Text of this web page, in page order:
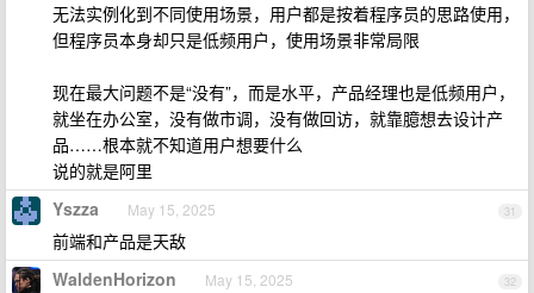
无法实例化到不同使用场景，用户都是按着程序员的思路使用，
但程序员本身却只是低频用户，使用场景非常局限
现在最大问题不是“没有”，而是水平，产品经理也是低频用户，
就坐在办公室，没有做市调，没有做回访，就靠臆想去设计产
品……根本就不知道用户想要什么
说的就是阿里
31
Yszza May 15, 2025
前端和产品是天敌
32
WaldenHorizon May 15, 2025